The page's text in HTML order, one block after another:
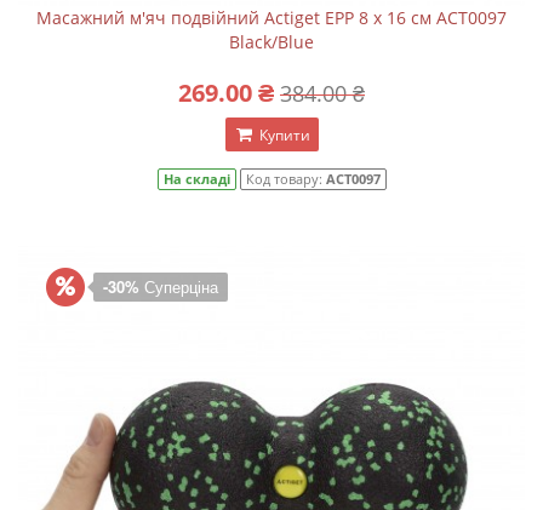
Масажний м'яч подвійний Actiget EPP 8 x 16 см ACT0097
Black/Blue
269.00 ₴ 384.00 ₴
Купити
На складі Код товару: ACT0097
-30% Суперціна